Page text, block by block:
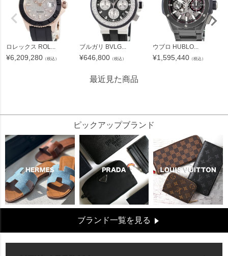
ロレックス ROL...
¥6,209,280 （税込）
ブルガリ BVLG...
¥646,800 （税込）
ウブロ HUBLO...
¥1,595,440 （税込）
最近見た商品
ピックアップブランド
ブランド一覧を見る